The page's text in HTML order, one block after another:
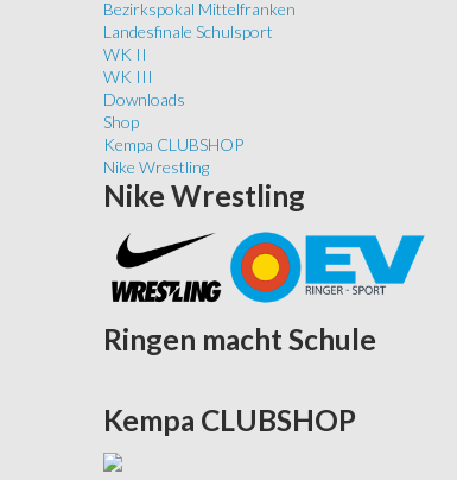
Bezirkspokal Mittelfranken
Landesfinale Schulsport
WK II
WK III
Downloads
Shop
Kempa CLUBSHOP
Nike Wrestling
Nike Wrestling
Ringen macht Schule
Kempa CLUBSHOP